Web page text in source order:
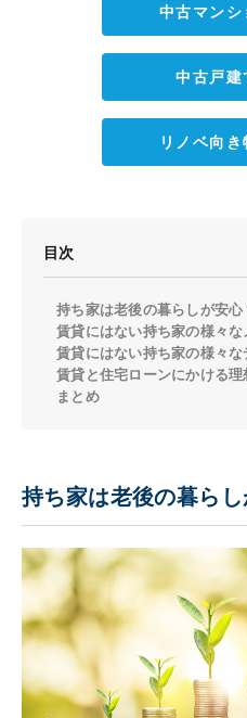
中古マンシ
中古戸建
リノベ向
目次
持ち家は老後の暮らしが安心
賃貸にはない持ち家の様々な
賃貸にはない持ち家の様々な
賃貸と住宅ローンにかける理
まとめ
持ち家は老後の暮らし